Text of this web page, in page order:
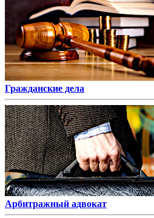
Гражданские дела
Арбитражный адвокат